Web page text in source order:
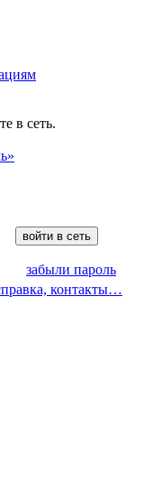
в сеть.
забыли пароль
контакты…